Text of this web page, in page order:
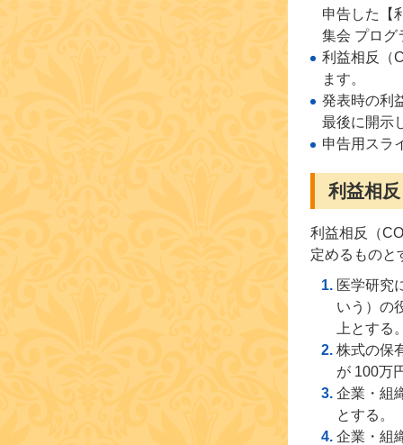
申告した【
集会 プログ
利益相反（
ます。
発表時の利
最後に開示
申告用スラ
利益相
利益相反（
定めるものと
医学研究
いう）の
上とする
株式の保
が 100万
企業・組
とする。
企業・組